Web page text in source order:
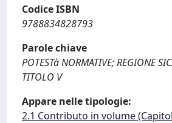
Codice ISBN
9788834828793
Parole chiave
POTESTà NORMATIVE; REGIONE
TITOLO V
Appare nelle tipologie:
2.1 Contributo in volume